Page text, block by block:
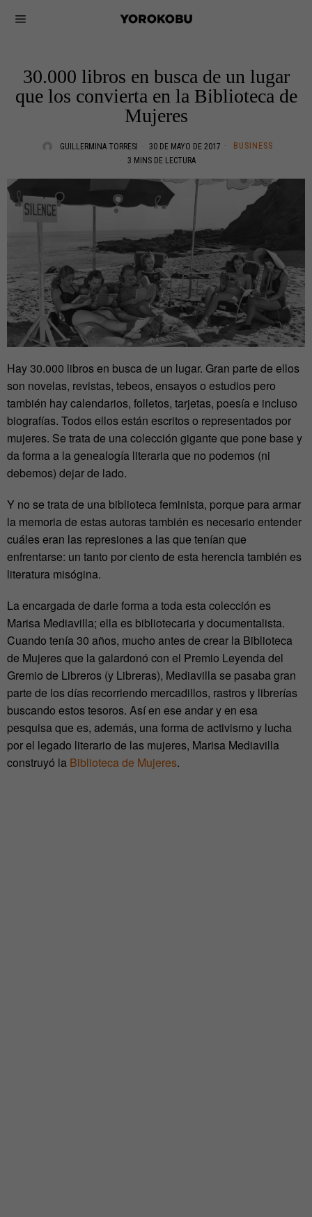
30.000 libros en busca de un lugar
que los convierta en la Biblioteca de
Mujeres
GUILLERMINA TORRESI 30 DE MAYO DE 2017
BUSINESS
3 MINS DE LECTURA
Hay 30.000 libros en busca de un lugar. Gran parte de ellos
son novelas, revistas, tebeos, ensayos o estudios pero
también hay calendarios, folletos, tarjetas, poesía e incluso
biografías. Todos ellos están escritos o representados por
mujeres. Se trata de una colección gigante que pone base y
da forma a la genealogía literaria que no podemos (ni
debemos) dejar de lado.
Y no se trata de una biblioteca feminista, porque para armar
la memoria de estas autoras también es necesario entender
cuáles eran las represiones a las que tenían que
enfrentarse: un tanto por ciento de esta herencia también es
literatura misógina.
La encargada de darle forma a toda esta colección es
Marisa Mediavilla; ella es bibliotecaria y documentalista.
Cuando tenía 30 años, mucho antes de crear la Biblioteca
de Mujeres que la galardonó con el Premio Leyenda del
Gremio de Libreros (y Libreras), Mediavilla se pasaba gran
parte de los días recorriendo mercadillos, rastros y librerías
buscando estos tesoros. Así en ese andar y en esa
pesquisa que es, además, una forma de activismo y lucha
por el legado literario de las mujeres, Marisa Mediavilla
construyó la Biblioteca de Mujeres.